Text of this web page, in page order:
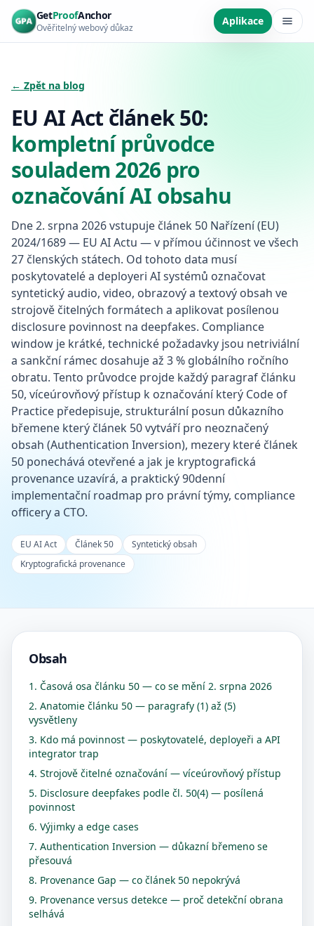
Přeskočit na hlavní obsah
GetProofAnchor
Ověřitelný webový důkaz
Aplikace
← Zpět na blog
EU AI Act článek 50:
kompletní průvodce
souladem 2026 pro
označování AI obsahu
Dne 2. srpna 2026 vstupuje článek 50 Nařízení (EU)
2024/1689 — EU AI Actu — v přímou účinnost ve všech
27 členských státech. Od tohoto data musí
poskytovatelé a deployeri AI systémů označovat
syntetický audio, video, obrazový a textový obsah ve
strojově čitelných formátech a aplikovat posílenou
disclosure povinnost na deepfakes. Compliance
window je krátké, technické požadavky jsou netriviální
a sankční rámec dosahuje až 3 % globálního ročního
obratu. Tento průvodce projde každý paragraf článku
50, víceúrovňový přístup k označování který Code of
Practice předepisuje, strukturální posun důkazního
břemene který článek 50 vytváří pro neoznačený
obsah (Authentication Inversion), mezery které článek
50 ponechává otevřené a jak je kryptografická
provenance uzavírá, a praktický 90denní
implementační roadmap pro právní týmy, compliance
officery a CTO.
EU AI Act Článek 50
Syntetický obsah
Kryptografická provenance
Obsah
1. Časová osa článku 50 — co se mění 2. srpna 2026
2. Anatomie článku 50 — paragrafy (1) až (5)
vysvětleny
3. Kdo má povinnost — poskytovatelé, deployeři a API
integrator trap
4. Strojově čitelné označování — víceúrovňový přístup
5. Disclosure deepfakes podle čl. 50(4) — posílená
povinnost
6. Výjimky a edge cases
7. Authentication Inversion — důkazní břemeno se
přesouvá
8. Provenance Gap — co článek 50 nepokrývá
9. Provenance versus detekce — proč detekční obrana
selhává